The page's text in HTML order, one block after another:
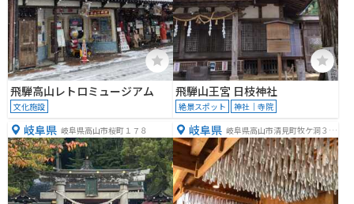
飛騨高山レトロミュージアム
文化施設
飛騨山王宮 日枝神社
絶景スポット 神社｜寺院
岐阜県 岐阜県高山市桜町１７８ 岐阜県 岐阜県高山市清見町牧ケ洞３１
５４